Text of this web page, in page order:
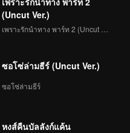
(Uncut Ver.)
ซอโซ่ล่ามธีร์ (Uncut Ver.)
ซอโซ่ล่ามธีร์
หงส์คืนบัลลังก์แค้น